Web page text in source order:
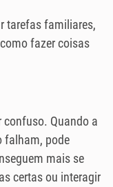
tarefas familiares,
fazer coisas
Quando a
falham, pode
mais se
certas ou interagir